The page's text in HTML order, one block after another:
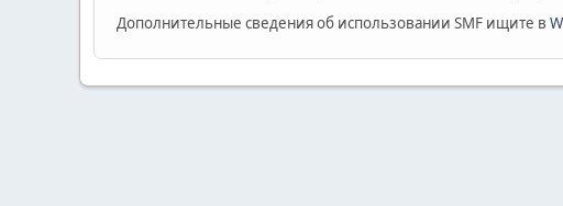
Дополнительные сведения об использовании SMF ищите в